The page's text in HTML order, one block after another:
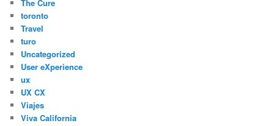
The Cure
toronto
Travel
turo
Uncategorized
User eXperience
ux
UX CX
Viajes
Viva California